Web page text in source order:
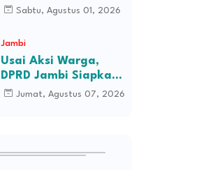
Perusahaan Itu
Sabtu, Agustus 01, 2026
Jambi
Usai Aksi Warga,
DPRD Jambi Siapkan
RDP Jalan Simpang
Jumat, Agustus 07, 2026